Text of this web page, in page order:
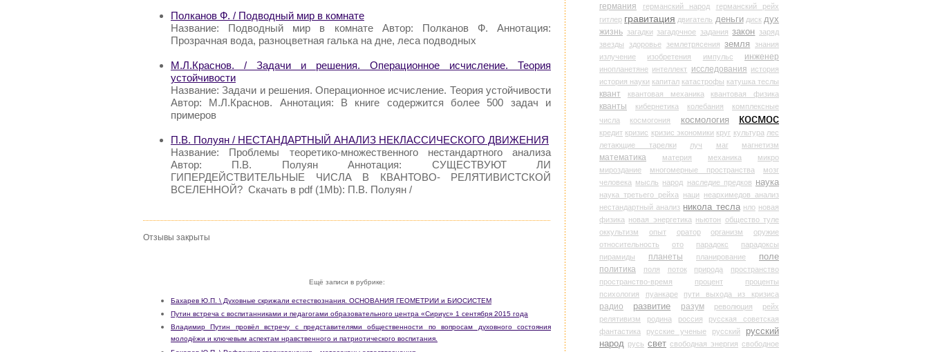
Полканов Ф. / Подводный мир в комнате
Название: Подводный мир в комнате Автор: Полканов Ф. Аннотация:
Прозрачная вода, разноцветная галька на дне, леса подводных
М.Л.Краснов. / Задачи и решения. Операционное исчисление. Теория
устойчивости
Название: Задачи и решения. Операционное исчисление. Теория устойчивости
Автор: М.Л.Краснов. Аннотация: В книге содержится более 500 задач и
примеров
П.В. Полуян / НЕСТАНДАРТНЫЙ АНАЛИЗ НЕКЛАССИЧЕСКОГО ДВИЖЕНИЯ
Название: Проблемы теоретико-множественного нестандартного анализа
Автор: П.В. Полуян Аннотация: СУЩЕСТВУЮТ ЛИ
ГИПЕРДЕЙСТВИТЕЛЬНЫЕ ЧИСЛА В КВАНТОВО- РЕЛЯТИВИСТСКОЙ
ВСЕЛЕННОЙ? Скачать в pdf (1Mb): П.В. Полуян /
Отзывы закрыты
Ещё записи в рубрике:
Бахарев Ю.П. \ Духовные скрижали естествознания. ОСНОВАНИЯ ГЕОМЕТРИИ и БИОСИСТЕМ
Путин встреча с воспитанниками и педагогами образовательного центра «Сириус» 1 сентября 2015 года
Владимир Путин провёл встречу с представителями общественности по вопросам духовного состояния
молодёжи и ключевым аспектам нравственного и патриотического воспитания.
германия
германский народ
германский рейх
гитлер гравитация двигатель деньги диск дух
жизнь загадки загадочное задания закон заряд
звезды
здоровье землетрясения земля
знания
излучение
изобретения импульс инженер
инопланетяне интеллект исследования история
история науки капитал катастрофы катушка теслы
квант квантовая механика квантовая физика
кванты кибернетика колебания
комплексные
числа
космогония космология космос
кредит кризис кризис экономики круг культура лес
летающие тарелки
луч маг магнетизм
математика материя механика
микро
мироздание
многомерные пространства
мозг
человека мысль народ наследие предков наука
наука третьего рейха наци
неархимедов анализ
нестандартный анализ никола тесла нло новая
физика новая энергетика ньютон общество туле
оккультизм
опыт оратор организм
оружие
относительность
ото парадокс
парадоксы
пирамиды
планеты планирование
поле
политика
поля поток природа
пространство
пространство-время
процент
проценты
психология
пуанкаре пути выхода из кризиса
радио развитие разум революция
рейх
релятивизм
родина россия
русская советская
фантастика
русские ученые русский
русский
народ русь свет свободная энергия свободное